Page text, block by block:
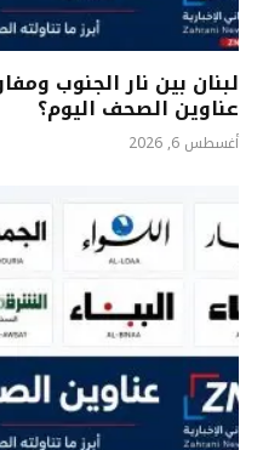
لبنان بين نار الجنوب
عناوين الصحف اليوم؟
أغسطس 6, 2026